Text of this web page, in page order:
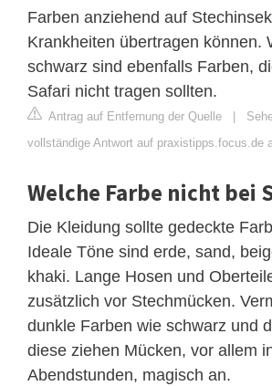
Farben anziehend auf
Krankheiten übertragen können.
schwarz sind ebenfalls Farben,
Safari nicht tragen sollten.
Antrag auf Entfernung der Quelle
vollständige Antwort auf praxistipps.focus.de
Welche Farbe nicht bei
Die Kleidung sollte gedeckte
Ideale Töne sind erde, sand,
khaki. Lange Hosen und
zusätzlich vor Stechmücken.
dunkle Farben wie schwarz und
diese ziehen Mücken, vor allem
Abendstunden, magisch an.